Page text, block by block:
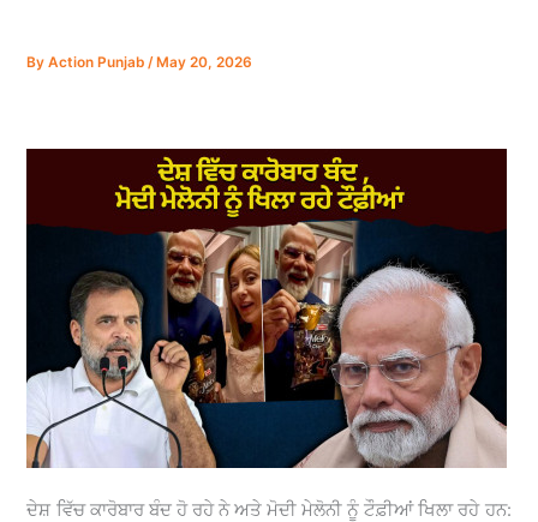
ByAction Punjab/ May 20, 2026
ਦੇਸ਼ ਵਿੱਚ ਕਾਰੋਬਾਰ ਬੰਦ ਹੋ ਰਹੇ ਨੇ ਅਤੇ ਮੋਦੀ ਮੇਲੋਨੀ ਨੂੰ ਟੌਫ਼ੀਆਂ ਖਿਲਾ ਰਹੇ ਹਨ: